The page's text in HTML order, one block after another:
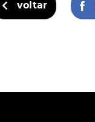
voltar